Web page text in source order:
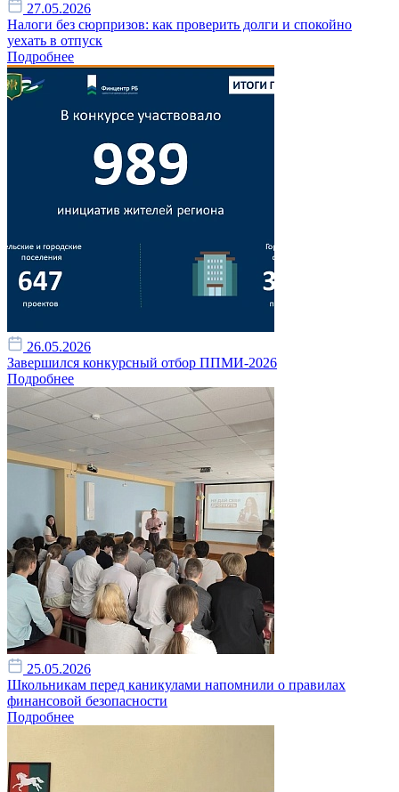
27.05.2026
Налоги без сюрпризов: как проверить долги и спокойно
уехать в отпуск
Подробнее
26.05.2026
Завершился конкурсный отбор ППМИ-2026
Подробнее
25.05.2026
Школьникам перед каникулами напомнили о правилах
финансовой безопасности
Подробнее